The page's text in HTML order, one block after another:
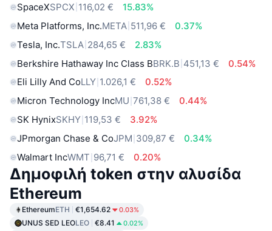
SpaceXSPCX 116,02 €
15.83%
Meta Platforms, Inc.META 511,96 €
0.37%
Tesla, Inc.TSLA 284,65 €
2.83%
Berkshire Hathaway Inc Class BBRK.B 451,13 €
0.54%
Eli Lilly And CoLLY 1.026,1 €
0.52%
Micron Technology IncMU 761,38 €
0.44%
SK HynixSKHY 119,53 €
3.92%
JPmorgan Chase & CoJPM 309,87 €
0.34%
Walmart IncWMT 96,71 € 0.20%
Δημοφιλή token στην αλυσίδα
Ethereum
EthereumETH €1,654.62 0.03%
UNUS SED LEOLEO €8.41 0.02%